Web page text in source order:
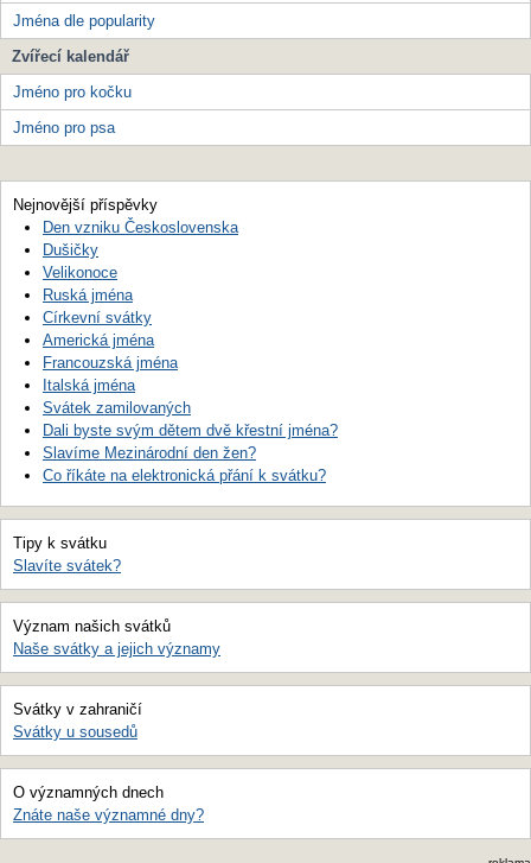
Jména dle popularity
Zvířecí kalendář
Jméno pro kočku
Jméno pro psa
Nejnovější příspěvky
Den vzniku Československa
Dušičky
Velikonoce
Ruská jména
Církevní svátky
Americká jména
Francouzská jména
Italská jména
Svátek zamilovaných
Dali byste svým dětem dvě křestní jména?
Slavíme Mezinárodní den žen?
Co říkáte na elektronická přání k svátku?
Tipy k svátku
Slavíte svátek?
Význam našich svátků
Naše svátky a jejich významy
Svátky v zahraničí
Svátky u sousedů
O významných dnech
Znáte naše významné dny?